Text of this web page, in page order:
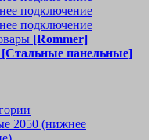
подключение
подключение
[Rommer]
[Стальные панельные]
2050 (нижнее